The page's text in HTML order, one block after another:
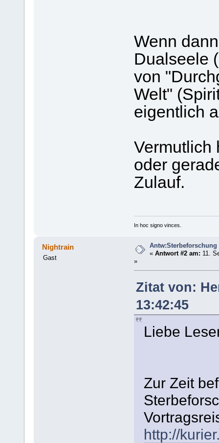
Wenn
Dualseele
von
Welt"
eigentlich
Vermutlich
oder
Zulauf.
In hoc signo vinces.
Nightrain
Gast
Antw:Sterbeforschung
«Antwort #2 am: 11.
»
Zitat von:
13:42:45
Liebe
Zur Zeit
http://